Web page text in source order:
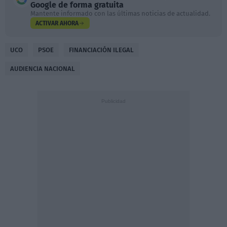
Google de forma gratuita
Mantente informado con las últimas noticias de actualidad.
ACTIVAR AHORA
UCO PSOE FINANCIACIÓN ILEGAL
AUDIENCIA NACIONAL